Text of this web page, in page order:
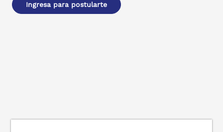
Ingresa para postularte